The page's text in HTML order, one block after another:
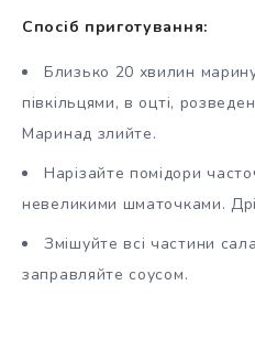
Спосіб приготування:
Близько 20 хвилин
півкільцями, в оцті,
Маринад злийте.
Нарізайте помідори
невеликими шматочками.
Змішуйте всі частини
заправляйте соусом.